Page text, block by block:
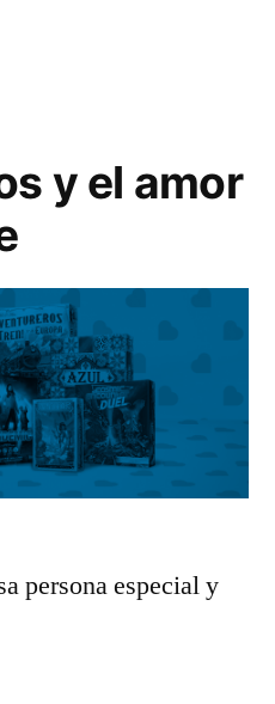
y el amor
persona especial y